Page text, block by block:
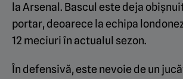
la Arsenal. Bascul este deja
portar, deoarece la echipa
12 meciuri în actualul sezon.
În defensivă, este nevoie de un